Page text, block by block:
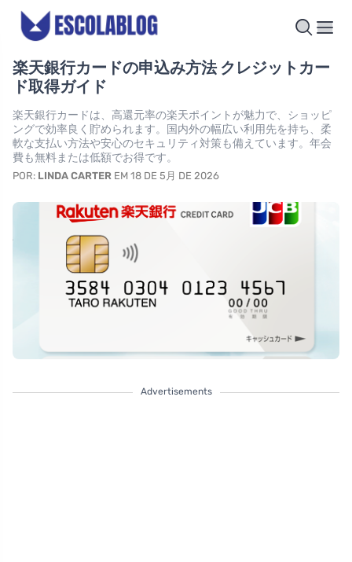
楽天銀行カードの申込み方法 クレジットカー
ド取得ガイド
楽天銀行カードは、高還元率の楽天ポイントが魅力で、ショッピ
ングで効率良く貯められます。国内外の幅広い利用先を持ち、柔
軟な支払い方法や安心のセキュリティ対策も備えています。年会
費も無料または低額でお得です。
POR: LINDA CARTER EM 18 DE 5月 DE 2026
Advertisements